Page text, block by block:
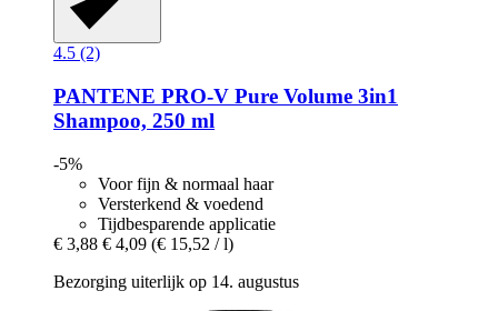
4.5 (2)
PANTENE PRO-V Pure Volume 3in1
Shampoo, 250 ml
-5%
Voor fijn & normaal haar
Versterkend & voedend
Tijdbesparende applicatie
€ 3,88 € 4,09 (€ 15,52 / l)
Bezorging uiterlijk op 14. augustus